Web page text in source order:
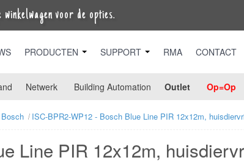
voor de opties.
PRODUCTEN SUPPORT RMA CONTACT
Netwerk Building Automation Outlet Op=Op
Bosch ISC-BPR2-WP12 - Bosch Blue Line PIR 12x12m,
Line PIR 12x12m,